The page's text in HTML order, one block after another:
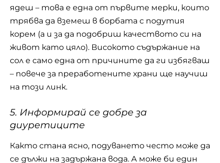
ядеш – това е една от първите мерки, които
трябва да вземеш в борбата с подутия
корем (а и за да подобриш качеството си на
живот като цяло). Високото съдържание на
сол е само една от причините да ги избягваш
– повече за преработените храни ще научиш
на този линк.
5. Информирай се добре за
диуретиците
Както стана ясно, подуването често може да
се дължи на задържана вода. А може би един